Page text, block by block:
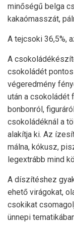
minőségű belga
kakaómasszát,
A tejcsoki 36,5%,
A
csokoládét
végeredmény
után a csokoládét
bonbonról,
csokoládéknál a
alakítja ki. Az
málna, kókusz,
legextrább mind
A díszítéshez
ehető virágokat,
csokikat
ünnepi